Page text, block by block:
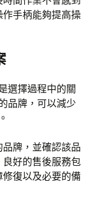
手柄能夠提高操
選擇過程中的關
品牌，可以減少
牌，並確認該品
好的售後服務包
復以及必要的備